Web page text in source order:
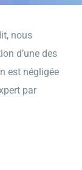
nous
d’une des
est négligée
par